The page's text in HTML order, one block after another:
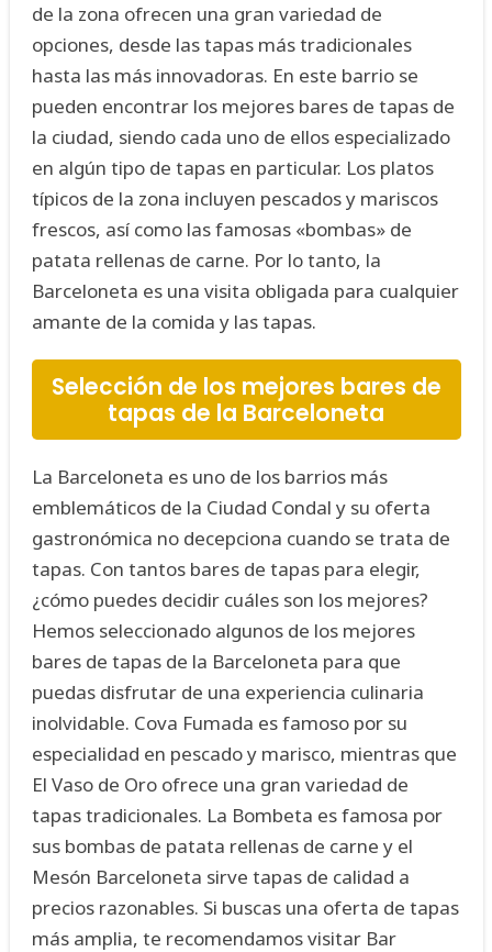
de la zona ofrecen una gran variedad de
opciones, desde las tapas más tradicionales
hasta las más innovadoras. En este barrio se
pueden encontrar los mejores bares de tapas de
la ciudad, siendo cada uno de ellos especializado
en algún tipo de tapas en particular. Los platos
típicos de la zona incluyen pescados y mariscos
frescos, así como las famosas «bombas» de
patata rellenas de carne. Por lo tanto, la
Barceloneta es una visita obligada para cualquier
amante de la comida y las tapas.
Selección de los mejores bares de
tapas de la Barceloneta
La Barceloneta es uno de los barrios más
emblemáticos de la Ciudad Condal y su oferta
gastronómica no decepciona cuando se trata de
tapas. Con tantos bares de tapas para elegir,
¿cómo puedes decidir cuáles son los mejores?
Hemos seleccionado algunos de los mejores
bares de tapas de la Barceloneta para que
puedas disfrutar de una experiencia culinaria
inolvidable. Cova Fumada es famoso por su
especialidad en pescado y marisco, mientras que
El Vaso de Oro ofrece una gran variedad de
tapas tradicionales. La Bombeta es famosa por
sus bombas de patata rellenas de carne y el
Mesón Barceloneta sirve tapas de calidad a
precios razonables. Si buscas una oferta de tapas
más amplia, te recomendamos visitar Bar